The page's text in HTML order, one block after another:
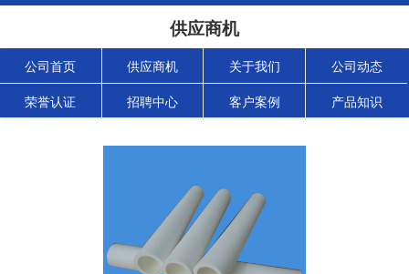
供应商机
公司首页 供应商机 关于我们 公司动态
荣誉认证 招聘中心 客户案例 产品知识